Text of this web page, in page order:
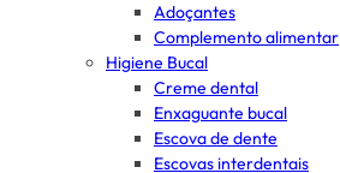
Adoçantes
Complemento alimentar
Higiene Bucal
Creme dental
Enxaguante bucal
Escova de dente
Escovas interdentais